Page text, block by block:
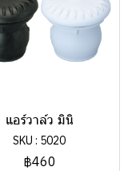
แอร์วาล์ว มินิ
SKU : 5020
฿460